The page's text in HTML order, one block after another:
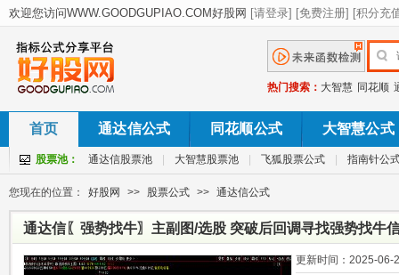
热门搜索： 大智慧 同花顺
首页 通达信公式 同花顺公式 大智慧公式
股票池： 通达信股票池 大智慧股票池 飞狐股票公式 指南针公
您现在的位置： 好股网 >> 股票公式 >> 通达信公式
通达信〖强势找牛〗主副图/选股 突破后回调寻找强势找牛
更新时间： 2025-06-